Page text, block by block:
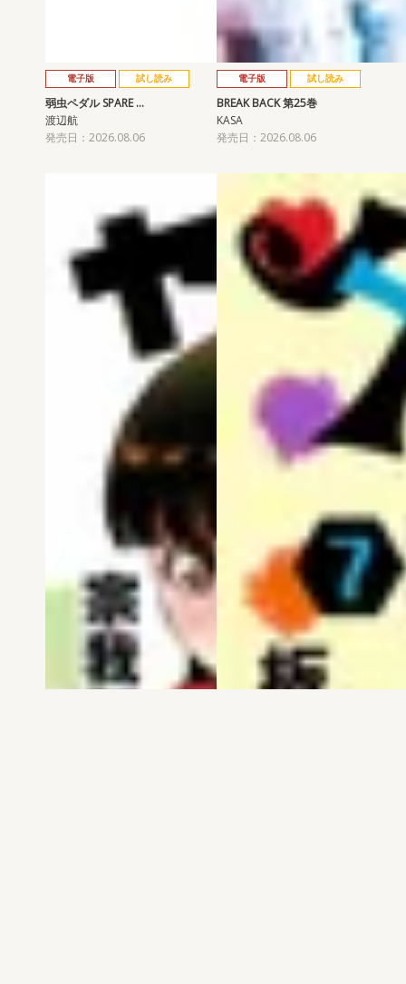
電子版 試し読み
弱虫ペダル SPARE …
渡辺航
発売日：2026.08.06
電子版 試し読み
BREAK BACK 第25巻
KASA
発売日：2026.08.06